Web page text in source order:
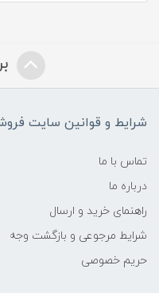
شرایط و قوانین سایت
تماس با ما
درباره ما
راهنمای خرید و ارسال
شرایط مرجوعی و بازگشت وجه
حریم خصوصی